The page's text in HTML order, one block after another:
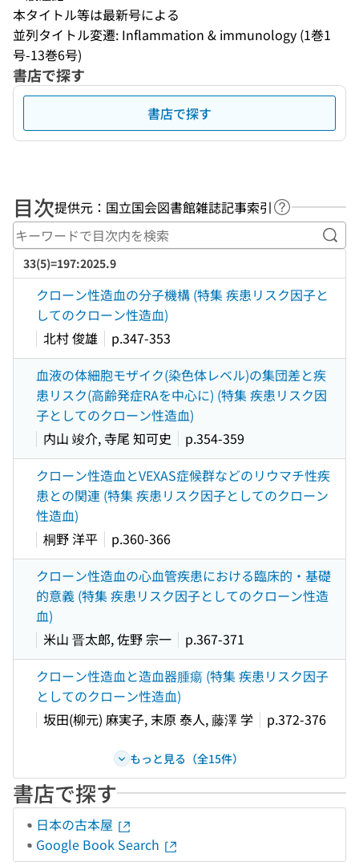
本タイトル等は最新号による
並列タイトル変遷: Inflammation & immunology (1巻1
号-13巻6号)
書店で探す
書店で探す
目次提供元：国立国会図書館雑誌記事索引 ヘルプペー
キ
33(5)=197:2025.9
クローン性造血の分子機構 (特集 疾患リスク因子と
してのクローン性造血)
北村 俊雄
p.347-353
血液の体細胞モザイク(染色体レベル)の集団差と疾
患リスク(高齢発症RAを中心に) (特集 疾患リスク因
子としてのクローン性造血)
内山 竣介, 寺尾 知可史
p.354-359
クローン性造血とVEXAS症候群などのリウマチ性疾
患との関連 (特集 疾患リスク因子としてのクローン
性造血)
桐野 洋平
p.360-366
クローン性造血の心血管疾患における臨床的・基礎
的意義 (特集 疾患リスク因子としてのクローン性造
血)
米山 晋太郎, 佐野 宗一
p.367-371
クローン性造血と造血器腫瘍 (特集 疾患リスク因子
としてのクローン性造血)
坂田(柳元) 麻実子, 末原 泰人, 藤澤 学
p.372-376
もっと見る（全15件）
書店で探す
日本の古本屋
Google Book Search